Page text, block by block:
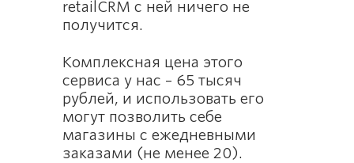
retailCRM с ней ничего не
получится.
Комплексная цена этого
сервиса у нас – 65 тысяч
рублей, и использовать его
могут позволить себе
магазины с ежедневными
заказами (не менее 20).